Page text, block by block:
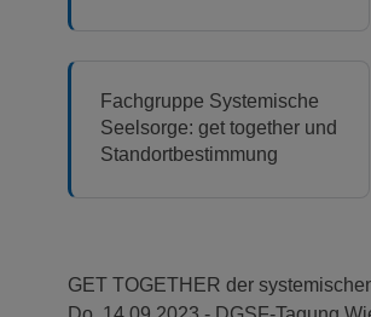
Fachgruppe Systemische
Seelsorge: get together und
Standortbestimmung
GET TOGETHER der